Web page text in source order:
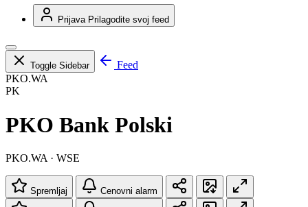
Prijava Prilagodite svoj feed
Toggle Sidebar
Feed
PKO.WA
PK
PKO Bank Polski
PKO.WA · WSE
Spremljaj Cenovni alarm